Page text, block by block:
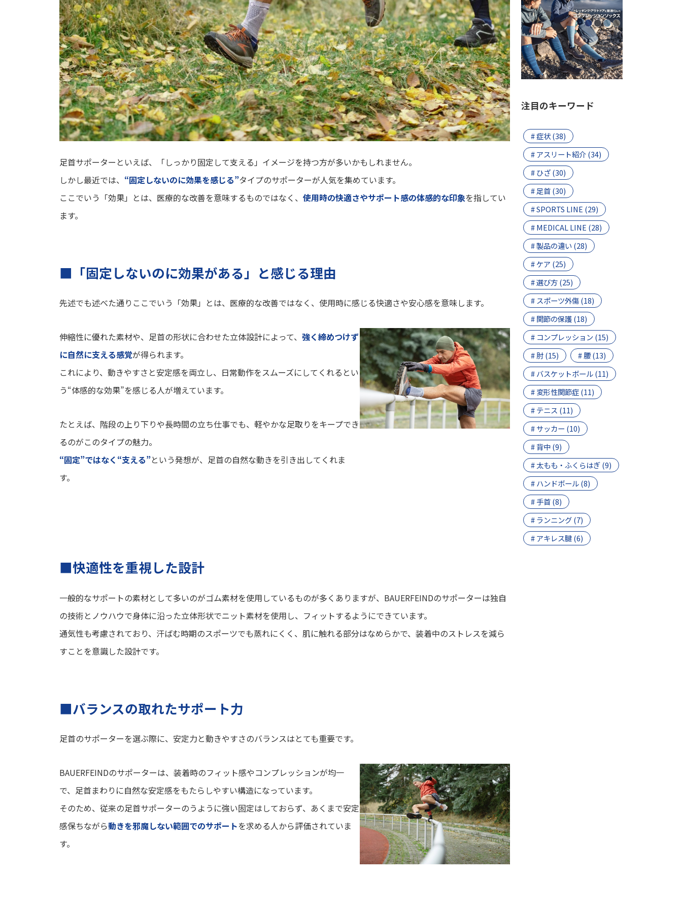
足首サポーターといえば、「しっかり固定して支える」イメージを持つ方が多いかもしれません。
しかし最近では、 “固定しないのに効果を感じる”タイプのサポーターが人気を集めています。
ここでいう「効果」とは、医療的な改善を意味するものではなく、 使用時の快適さやサポート感の体感的な印象を指してい
ます。
■「固定しないのに効果がある」と感じる理由
先述でも述べた通りここでいう「効果」とは、医療的な改善ではなく、使用時に感じる快適さや安心感を意味します。
伸縮性に優れた素材や、足首の形状に合わせた立体設計によって、 強く締めつけず
に自然に支える感覚が得られます。
これにより、動きやすさと安定感を両立し、日常動作をスムーズにしてくれるとい
う“体感的な効果”を感じる人が増えています。
たとえば、階段の上り下りや長時間の立ち仕事でも、軽やかな足取りをキープでき
るのがこのタイプの魅力。
“固定”ではなく“支える”という発想が、足首の自然な動きを引き出してくれま
す。
■快適性を重視した設計
一般的なサポートの素材として多いのがゴム素材を使用しているものが多くありますが、BAUERFEINDのサポーターは独自
の技術とノウハウで身体に沿った立体形状でニット素材を使用し、フィットするようにできています。
通気性も考慮されており、汗ばむ時期のスポーツでも蒸れにくく、肌に触れる部分はなめらかで、装着中のストレスを減ら
すことを意識した設計です。
■バランスの取れたサポート力
足首のサポーターを選ぶ際に、安定力と動きやすさのバランスはとても重要です。
BAUERFEINDのサポーターは、装着時のフィット感やコンプレッションが均一
で、足首まわりに自然な安定感をもたらしやすい構造になっています。
そのため、従来の足首サポーターのうように強い固定はしておらず、あくまで安定
感保ちながら動きを邪魔しない範囲でのサポートを求める人から評価されていま
す。
注目のキーワード
# 症状 (38)
# アスリート紹介 (34)
# ひざ (30)
# 足首 (30)
# SPORTS LINE (29)
# MEDICAL LINE (28)
# 製品の違い (28)
# ケア (25)
# 選び方 (25)
# スポーツ外傷 (18)
# 関節の保護 (18)
# コンプレッション (15)
# 肘 (15)
# 腰 (13)
# バスケットボール (11)
# 変形性関節症 (11)
# テニス (11)
# サッカー (10)
# 背中 (9)
# 太もも・ふくらはぎ (9)
# ハンドボール (8)
# 手首 (8)
# ランニング (7)
# アキレス腱 (6)